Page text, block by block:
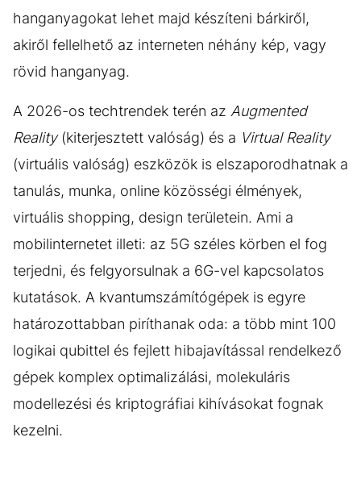
hanganyagokat lehet majd készíteni bárkiről,
akiről fellelhető az interneten néhány kép, vagy
rövid hanganyag.
A 2026-os techtrendek terén az Augmented
Reality(kiterjesztett valóság) és a Virtual Reality
(virtuális valóság) eszközök is elszaporodhatnak a
tanulás, munka, online közösségi élmények,
virtuális shopping, design területein. Ami a
mobilinternetet illeti: az 5G széles körben el fog
terjedni, és felgyorsulnak a 6G-vel kapcsolatos
kutatások. A kvantumszámítógépek is egyre
határozottabban piríthanak oda: a több mint 100
logikai qubittel és fejlett hibajavítással rendelkező
gépek komplex optimalizálási, molekuláris
modellezési és kriptográfiai kihívásokat fognak
kezelni.